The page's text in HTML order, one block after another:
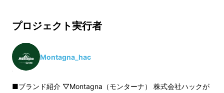
・上下を取り外して使用すれば、別々に調理が
可能
・フッ素加工で洗い物も楽々
プロジェクト実行者
Montagna_hac
■ブランド紹介 ▽Montagna（モンターナ） 株式会社ハックが